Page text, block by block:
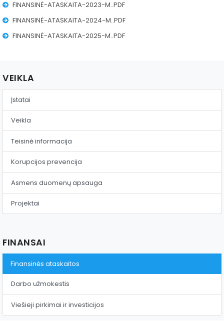
Aikštelės nuoma
FINANSINĖ-ATASKAITA-2023-M..PDF
FINANSINĖ-ATASKAITA-2024-M..PDF
FINANSINĖ-ATASKAITA-2025-M..PDF
VEIKLA
Įstatai
Veikla
Teisinė informacija
Korupcijos prevencija
Asmens duomenų apsauga
Projektai
FINANSAI
Finansinės ataskaitos
Darbo užmokestis
Viešieji pirkimai ir investicijos